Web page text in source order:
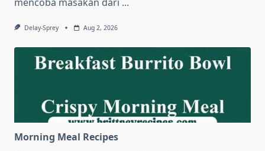
Delay-Sprey Aug 2, 2026
Morning Meal Recipes